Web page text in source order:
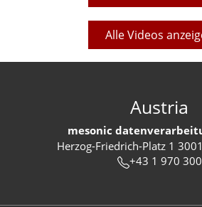
Alle Videos
Austria
mesonic
Herzog-Friedrich-Platz 1
+43 1 970 300